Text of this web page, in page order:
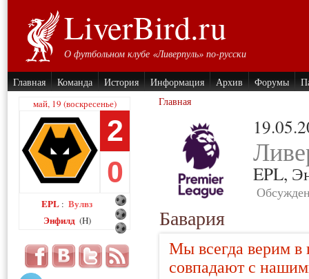
LiverBird.ru
О футбольном клубе «Ливерпуль» по-русски
Главная Команда История Информация Архив Форумы
май, 19 (воскресенье)
2
0
EPL : Вулвз
Энфилд (H)
Главная
EPL,
Бавария
Мы всегда верим в
совпадают с